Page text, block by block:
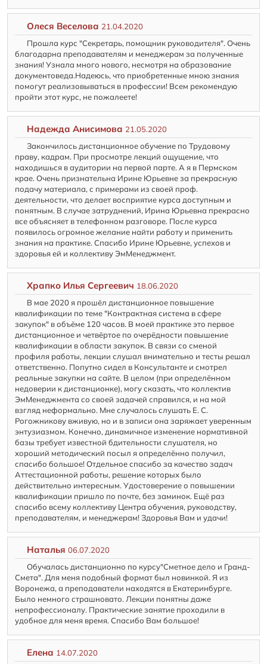
Олеся Веселова 21.04.2020
Прошла курс "Секретарь, помощник руководителя". Очень
благодарна преподавателям и менеджерам за полученные
знания! Узнала много нового, несмотря на образование
документоведа.Надеюсь, что приобретенные мною знания
помогут реализовываться в профессии! Всем рекомендую
пройти этот курс, не пожалеете!
Надежда Анисимова 21.05.2020
Закончилось дистанционное обучение по Трудовому
праву, кадрам. При просмотре лекций ощущение, что
находишься в аудитории на первой парте. А я в Пермском
крае. Очень признательна Ирине Юрьевне за прекрасную
подачу материала, с примерами из своей проф.
деятельности, что делает восприятие курса доступным и
понятным. В случае затруднений, Ирина Юрьевна прекрасно
все объясняет в телефонном разговоре. После курса
появилось огромное желание найти работу и применить
знания на практике. Спасибо Ирине Юрьевне, успехов и
здоровья ей и коллективу ЭмМенеджмент.
Храпко Илья Сергеевич 18.06.2020
В мае 2020 я прошёл дистанционное повышение
квалификации по теме "Контрактная система в сфере
закупок" в объёме 120 часов. В моей практике это первое
дистанционное и четвёртое по очерёдности повышение
квалификации в области закупок. В связи со сменой
профиля работы, лекции слушал внимательно и тесты решал
ответственно. Попутно сидел в Консультанте и смотрел
реальные закупки на сайте. В целом (при определённом
недоверии к дистанционке), могу сказать, что коллектив
ЭмМенеджмента со своей задачей справился, и на мой
взгляд неформально. Мне случалось слушать Е. С.
Рогожникову вживую, но и в записи она заряжает уверенным
энтузиазмом. Конечно, динамичное изменение нормативной
базы требует известной бдительности слушателя, но
хороший методический посыл я определённо получил,
спасибо большое! Отдельное спасибо за качество задач
Аттестационной работы, решение которых было
действительно интересным. Удостоверение о повышении
квалификации пришло по почте, без заминок. Ещё раз
спасибо всему коллективу Центра обучения, руководству,
преподавателям, и менеджерам! Здоровья Вам и удачи!
Наталья 06.07.2020
Обучалась дистанционно по курсу"Сметное дело и Гранд-
Смета". Для меня подобный формат был новинкой. Я из
Воронежа, а преподаватели находятся в Екатеринбурге.
Было немного страшновато. Лекции понятны даже
непрофессионалу. Практические занятие проходили в
удобное для меня время. Спасибо Вам большое!
Елена 14.07.2020